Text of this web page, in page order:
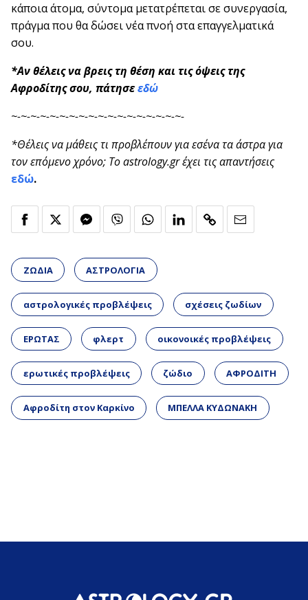
κάποια άτομα, σύντομα μετατρέπεται σε συνεργασία,
πράγμα που θα δώσει νέα πνοή στα επαγγελματικά
σου.
*Αν θέλεις να βρεις τη θέση και τις όψεις της
Αφροδίτης σου, πάτησεεδώ
~-~-~-~-~-~-~-~-~-~-~-~-~-~-~-~-~-~-
*Θέλεις να μάθεις τι προβλέπουν για εσένα τα άστρα για
τον επόμενο χρόνο; Το astrology.gr έχει τις απαντήσεις
εδώ.
ΖΩΔΙΑ ΑΣΤΡΟΛΟΓΙΑ
αστρολογικές προβλέψεις σχέσεις ζωδίων
ΕΡΩΤΑΣ φλερτ οικονοικές προβλέψεις
ερωτικές προβλέψεις ζώδιο ΑΦΡΟΔΙΤΗ
Αφροδίτη στον Καρκίνο ΜΠΕΛΛΑ ΚΥΔΩΝΑΚΗ